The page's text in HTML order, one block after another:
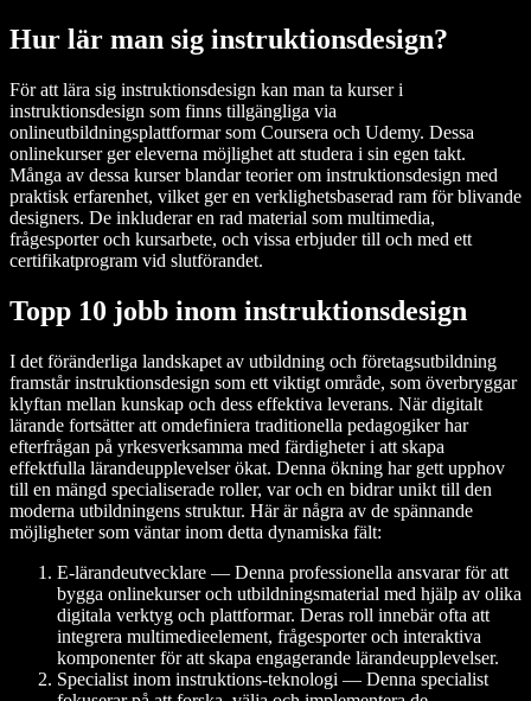
Hur lär man sig instruktionsdesign?
För att lära sig instruktionsdesign kan man ta kurser i
instruktionsdesign som finns tillgängliga via
onlineutbildningsplattformar som Coursera och Udemy. Dessa
onlinekurser ger eleverna möjlighet att studera i sin egen takt.
Många av dessa kurser blandar teorier om instruktionsdesign med
praktisk erfarenhet, vilket ger en verklighetsbaserad ram för blivande
designers. De inkluderar en rad material som multimedia,
frågesporter och kursarbete, och vissa erbjuder till och med ett
certifikatprogram vid slutförandet.
Topp 10 jobb inom instruktionsdesign
I det föränderliga landskapet av utbildning och företagsutbildning
framstår instruktionsdesign som ett viktigt område, som överbryggar
klyftan mellan kunskap och dess effektiva leverans. När digitalt
lärande fortsätter att omdefiniera traditionella pedagogiker har
efterfrågan på yrkesverksamma med färdigheter i att skapa
effektfulla lärandeupplevelser ökat. Denna ökning har gett upphov
till en mängd specialiserade roller, var och en bidrar unikt till den
moderna utbildningens struktur. Här är några av de spännande
möjligheter som väntar inom detta dynamiska fält:
E-lärandeutvecklare — Denna professionella ansvarar för att
bygga onlinekurser och utbildningsmaterial med hjälp av olika
digitala verktyg och plattformar. Deras roll innebär ofta att
integrera multimedieelement, frågesporter och interaktiva
komponenter för att skapa engagerande lärandeupplevelser.
Specialist inom instruktions-teknologi — Denna specialist